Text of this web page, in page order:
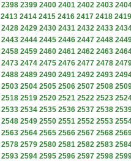
2398 2399 2400 2401 2402 2403
2413 2414 2415 2416 2417 2418 2419
2428 2429 2430 2431 2432 2433
2443 2444 2445 2446 2447 2448
2458 2459 2460 2461 2462 2463
2473 2474 2475 2476 2477 2478
2488 2489 2490 2491 2492 2493
2503 2504 2505 2506 2507 2508
2518 2519 2520 2521 2522 2523
2533 2534 2535 2536 2537 2538
2548 2549 2550 2551 2552 2553
2563 2564 2565 2566 2567 2568
2578 2579 2580 2581 2582 2583
2593 2594 2595 2596 2597 2598